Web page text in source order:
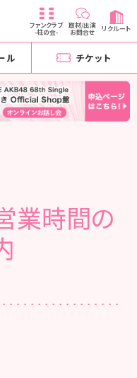
ファンクラブ
-柱の会-
取材/出演
お問合せ リクルート
ル チケット
業時間の